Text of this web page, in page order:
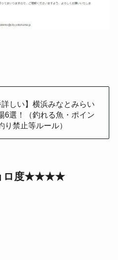
詳しい】横浜みなとみらい
6選！（釣れる魚・ポイン
り禁止等ルール）
ロ度★★★★